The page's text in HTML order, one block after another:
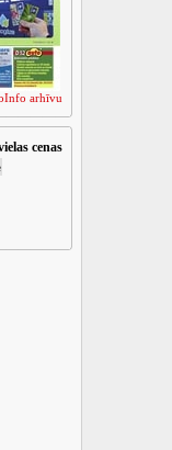
arhīvu
cenas